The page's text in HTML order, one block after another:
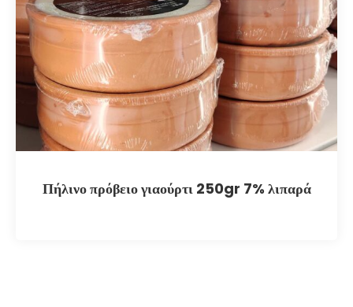
Πήλινο πρόβειο γιαούρτι 250gr 7% λιπαρά